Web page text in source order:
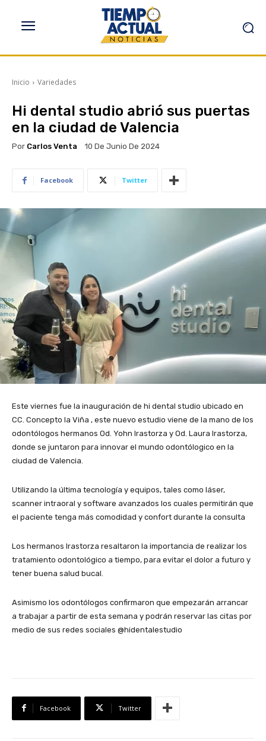
Inicio Variedades
Hi dental studio abrió sus puertas
en la ciudad de Valencia
Por Carlos Venta 10 De Junio De 2024
Facebook Twitter
Este viernes fue la inauguración de hi dental studio ubicado en
CC. Concepto la Viña , este nuevo estudio viene de la mano de los
odontólogos hermanos Od. Yohn Irastorza y Od. Laura Irastorza,
donde se juntaron para innovar el mundo odontólogico en la
ciudad de Valencia.
Utilizando la última tecnología y equipos, tales como láser,
scanner intraoral y software avanzados los cuales permitirán que
el paciente tenga más comodidad y confort durante la consulta
Los hermanos Irastorza resaltaron la importancia de realizar los
tratamiento odontológico a tiempo, para evitar el dolor a futuro y
tener buena salud bucal.
Asimismo los odontólogos confirmaron que empezarán arrancar
a trabajar a partir de esta semana y podrán reservar las citas por
medio de sus redes sociales @hidentalestudio
Facebook Twitter